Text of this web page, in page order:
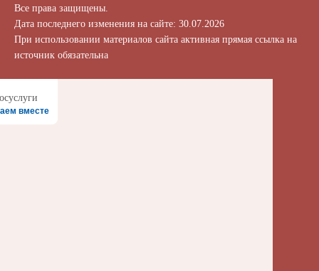
Все права защищены.
Дата последнего изменения на сайте: 30.07.2026
При использовании материалов сайта активная прямая ссылка на
источник обязательна
вместе